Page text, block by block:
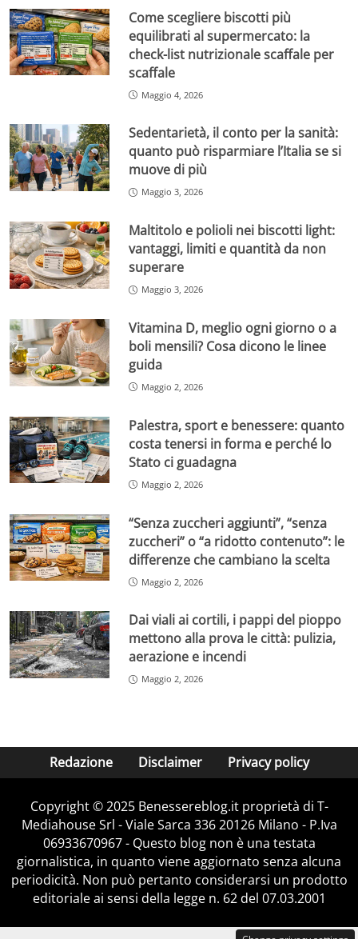
Come scegliere biscotti più
equilibrati al supermercato: la
check-list nutrizionale scaffale per
scaffale
Maggio 4, 2026
Sedentarietà, il conto per la sanità:
quanto può risparmiare l’Italia se si
muove di più
Maggio 3, 2026
Maltitolo e polioli nei biscotti light:
vantaggi, limiti e quantità da non
superare
Maggio 3, 2026
Vitamina D, meglio ogni giorno o a
boli mensili? Cosa dicono le linee
guida
Maggio 2, 2026
Palestra, sport e benessere: quanto
costa tenersi in forma e perché lo
Stato ci guadagna
Maggio 2, 2026
“Senza zuccheri aggiunti”, “senza
zuccheri” o “a ridotto contenuto”: le
differenze che cambiano la scelta
Maggio 2, 2026
Dai viali ai cortili, i pappi del pioppo
mettono alla prova le città: pulizia,
aerazione e incendi
Maggio 2, 2026
Redazione Disclaimer Privacy policy
Copyright © 2025 Benessereblog.it proprietà di T-
Mediahouse Srl - Viale Sarca 336 20126 Milano - P.Iva
06933670967 - Questo blog non è una testata
giornalistica, in quanto viene aggiornato senza alcuna
periodicità. Non può pertanto considerarsi un prodotto
editoriale ai sensi della legge n. 62 del 07.03.2001